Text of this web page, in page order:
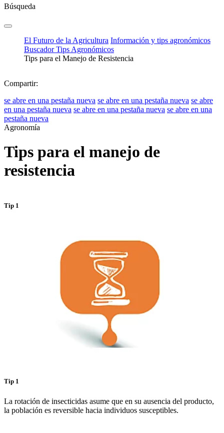
Búsqueda
El Futuro de la Agricultura Información y tips agronómicos
Buscador Tips Agronómicos
Tips para el Manejo de Resistencia
Compartir:
se abre en una pestaña nueva se abre en una pestaña nueva se abre
en una pestaña nueva se abre en una pestaña nueva se abre en una
pestaña nueva
Agronomía
Tips para el manejo de
resistencia
Tip 1
Tip 1
La rotación de insecticidas asume que en su ausencia del producto,
la población es reversible hacia individuos susceptibles.